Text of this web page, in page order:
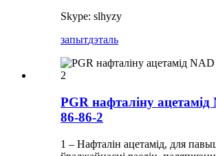
Skype: slhyzy
запытдэталь
PGR нафталіну
86-86-2
1 – Нафталін ацетамід, для